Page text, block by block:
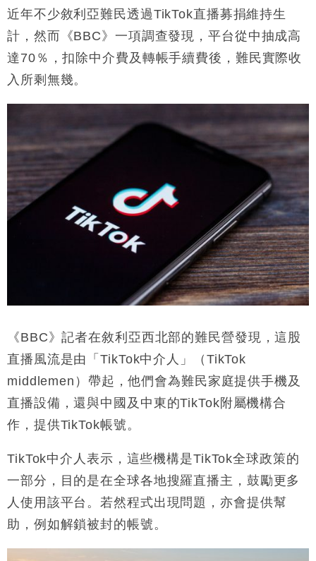
損失近6900萬元
16:05
財經｜日經失守6.5萬點後回穩 全周仍升近2%
粦接任
15:11
財經｜韓股反覆波動收跌 連挫7周創逾3年最長跌勢
財經｜內地7月美元計價出口增近24%勝預期 貿易順
差達1125億美元
12:44
財經｜日本春季三度入市撐日圓 4月單日斥6.28萬億
日圓干預創新高
11:12
國際｜特朗普料美伊戰事快結束 承認部分彈藥庫存緊
財經｜SA售股自救後再出手 斥4億美元押注未上市公
近年不少敘利亞難民透過TikTok直播募捐維持生
計，然而《BBC》一項調查發現，平台從中抽成高
達70％，扣除中介費及轉帳手續費後，難民實際收
入所剩無幾。
《BBC》記者在敘利亞西北部的難民營發現，這股
直播風流是由「TikTok中介人」（TikTok
middlemen）帶起，他們會為難民家庭提供手機及
直播設備，還與中國及中東的TikTok附屬機構合
作，提供TikTok帳號。
TikTok中介人表示，這些機構是TikTok全球政策的
一部分，目的是在全球各地搜羅直播主，鼓勵更多
人使用該平台。若然程式出現問題，亦會提供幫
助，例如解鎖被封的帳號。